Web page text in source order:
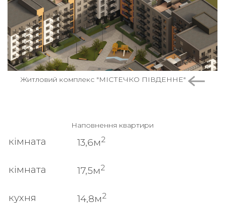
Житловий комплекс "МІСТЕЧКО ПІВДЕННЕ"
Наповнення квартири
кімната 13,6м2
кімната 17,5м2
кухня 14,8м2